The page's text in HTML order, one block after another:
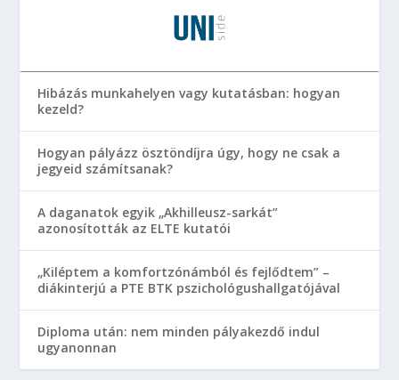
Hibázás munkahelyen vagy kutatásban: hogyan
kezeld?
Hogyan pályázz ösztöndíjra úgy, hogy ne csak a
jegyeid számítsanak?
A daganatok egyik „Akhilleusz-sarkát”
azonosították az ELTE kutatói
„Kiléptem a komfortzónámból és fejlődtem” –
diákinterjú a PTE BTK pszichológushallgatójával
Diploma után: nem minden pályakezdő indul
ugyanonnan